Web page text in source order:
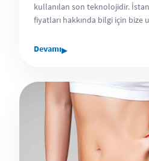
kullanılan son teknolojidir.
fiyatları hakkında bilgi için bize
Devamı▸